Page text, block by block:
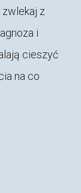
z
i
cieszyć
na co